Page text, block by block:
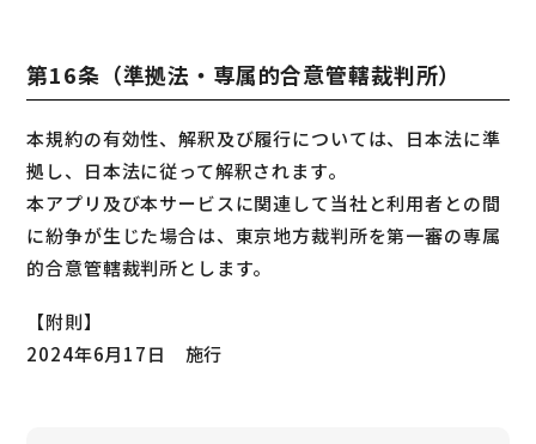
第16条（準拠法・専属的合意管轄裁判所）
本規約の有効性、解釈及び履行については、日本法に準
拠し、日本法に従って解釈されます。
本アプリ及び本サービスに関連して当社と利用者との間
に紛争が生じた場合は、東京地方裁判所を第一審の専属
的合意管轄裁判所とします。
【附則】
2024年6月17日 施行